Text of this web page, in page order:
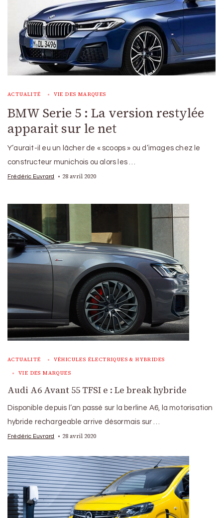
ACTUALITÉ VIE DES MARQUES
BMW Serie 5 : La version restylée
apparait sur le net
Y’aurait-il eu un lâcher de « scoops » ou d’images chez le
constructeur munichois ou alors les …
Frédéric Euvrard 28 avril 2020
ACTUALITÉ VÉHICULES ÉLECTRIQUES & HYBRIDES
VIE DES MARQUES
Audi A6 Avant 55 TFSI e : Le break hybride
Disponible depuis l’an passé sur la berline A6, la motorisation
hybride rechargeable arrive désormais sur …
Frédéric Euvrard 28 avril 2020